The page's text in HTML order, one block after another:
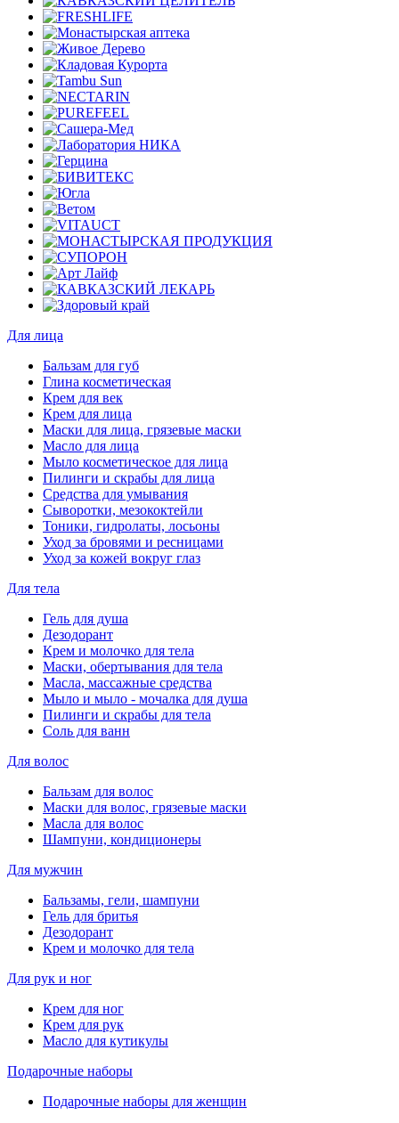
Для лица
Бальзам для губ
Глина косметическая
Крем для век
Крем для лица
Маски для лица, грязевые маски
Масло для лица
Мыло косметическое для лица
Пилинги и скрабы для лица
Средства для умывания
Сыворотки, мезококтейли
Тоники, гидролаты, лосьоны
Уход за бровями и ресницами
Уход за кожей вокруг глаз
Для тела
Гель для душа
Дезодорант
Крем и молочко для тела
Маски, обертывания для тела
Масла, массажные средства
Мыло и мыло - мочалка для душа
Пилинги и скрабы для тела
Соль для ванн
Для волос
Бальзам для волос
Маски для волос, грязевые маски
Масла для волос
Шампуни, кондиционеры
Для мужчин
Бальзамы, гели, шампуни
Гель для бритья
Дезодорант
Крем и молочко для тела
Для рук и ног
Крем для ног
Крем для рук
Масло для кутикулы
Подарочные наборы
Подарочные наборы для женщин